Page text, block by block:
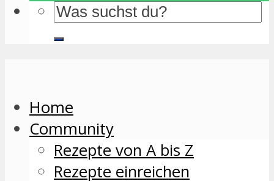
Home
Community
Rezepte von A bis Z
Rezepte einreichen